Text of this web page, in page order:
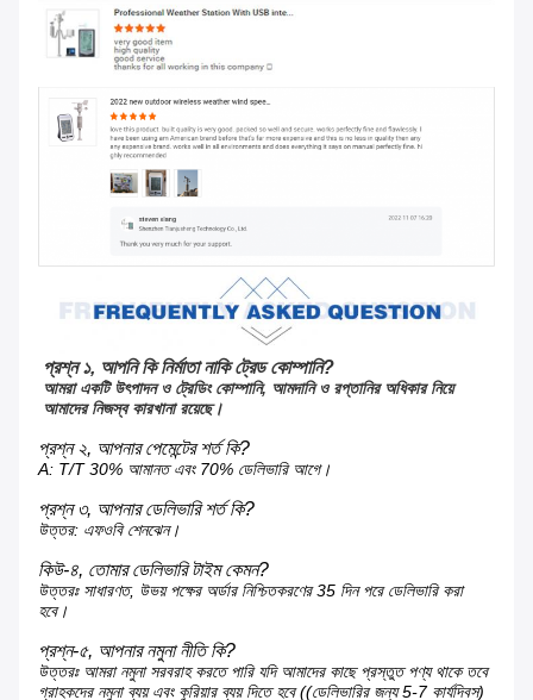
প্রশ্ন ১, আপনি কি নির্মাতা নাকি ট্রেড কোম্পানি?
আমরা একটি উৎপাদন ও ট্রেডিং কোম্পানি, আমদানি ও রপ্তানির অধিকার নিয়ে
আমাদের নিজস্ব কারখানা রয়েছে।
প্রশ্ন ২, আপনার পেমেন্টের শর্ত কি?
A: T/T 30% আমানত এবং 70% ডেলিভারি আগে।
প্রশ্ন ৩, আপনার ডেলিভারি শর্ত কি?
উত্তর: এফওবি শেনঝেন।
কিউ-৪, তোমার ডেলিভারি টাইম কেমন?
উত্তরঃ সাধারণত, উভয় পক্ষের অর্ডার নিশ্চিতকরণের 35 দিন পরে ডেলিভারি করা
হবে।
প্রশ্ন-৫, আপনার নমুনা নীতি কি?
উত্তরঃ আমরা নমুনা সরবরাহ করতে পারি যদি আমাদের কাছে প্রস্তুত পণ্য থাকে তবে
গ্রাহকদের নমুনা ব্যয় এবং কুরিয়ার ব্যয় দিতে হবে ((ডেলিভারির জন্য 5-7 কার্যদিবস)